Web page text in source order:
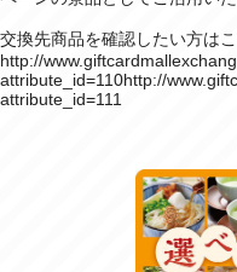
交換先商品を確認したい方は
http://
attribute_id=110http://
attribute_id=111